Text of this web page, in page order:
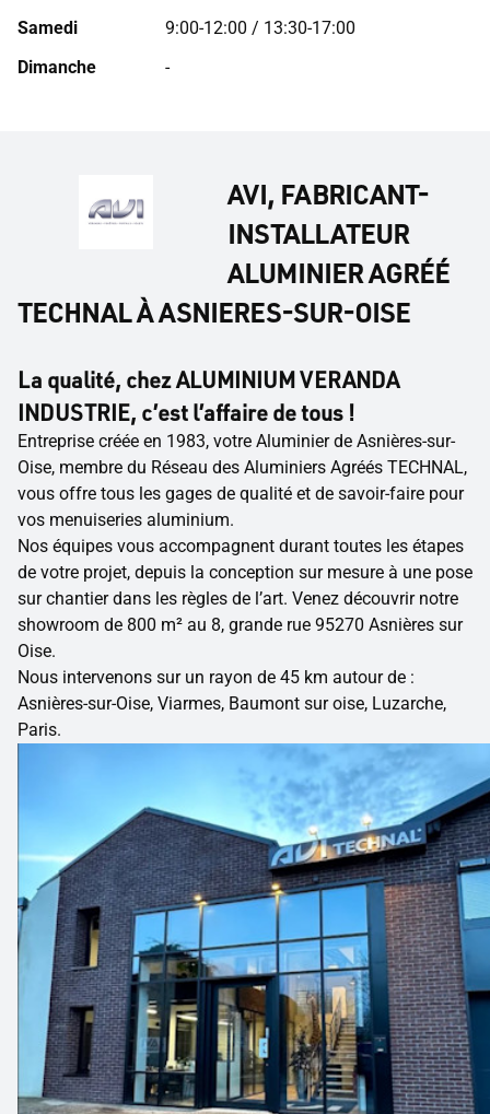
Samedi
9:00-12:00 / 13:30-17:00
Dimanche
-
AVI, FABRICANT-
INSTALLATEUR
ALUMINIER AGRÉÉ
TECHNAL À ASNIERES-SUR-OISE
La qualité, chez ALUMINIUM VERANDA
INDUSTRIE, c’est l’affaire de tous !
Entreprise créée en 1983, votre Aluminier de Asnières-sur-
Oise, membre du Réseau des Aluminiers Agréés TECHNAL,
vous offre tous les gages de qualité et de savoir-faire pour
vos menuiseries aluminium.
Nos équipes vous accompagnent durant toutes les étapes
de votre projet, depuis la conception sur mesure à une pose
sur chantier dans les règles de l’art. Venez découvrir notre
showroom de 800 m² au 8, grande rue 95270 Asnières sur
Oise.
Nous intervenons sur un rayon de 45 km autour de :
Asnières-sur-Oise, Viarmes, Baumont sur oise, Luzarche,
Paris.